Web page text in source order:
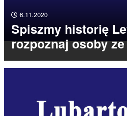
6.11.2020
Spiszmy historię
rozpoznaj osoby